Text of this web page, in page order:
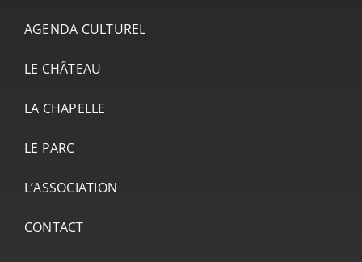
AGENDA CULTUREL
LE CHÂTEAU
LA CHAPELLE
LE PARC
L’ASSOCIATION
CONTACT